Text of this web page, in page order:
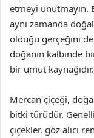
etmeyi unutmayın.
aynı zamanda
olduğu gerçeğini
doğanın kalbinde
bir umut kaynağıdır.
Mercan çiçeği,
bitki türüdür.
çiçekler, göz alıcı